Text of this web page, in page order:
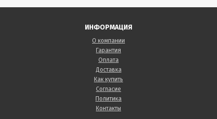
ИНФОРМАЦИЯ
О компании
Гарантия
Оплата
Доставка
Как купить
Согласие
Политика
Контакты